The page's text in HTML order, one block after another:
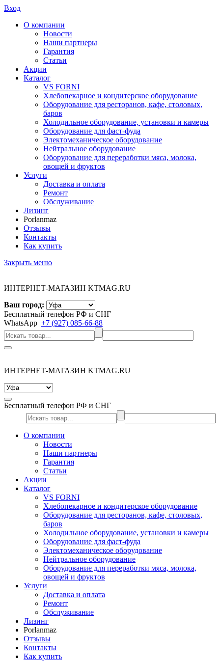
Вход
О компании
Новости
Наши партнеры
Гарантия
Статьи
Акции
Каталог
VS FORNI
Хлебопекарное и кондитерское оборудование
Оборудование для ресторанов, кафе, столовых,
баров
Холодильное оборудование, установки и камеры
Оборудование для фаст-фуда
Электомеханическое оборудование
Нейтральное оборудование
Оборудование для переработки мяса, молока,
овощей и фруктов
Услуги
Доставка и оплата
Ремонт
Обслуживание
Лизинг
Porlanmaz
Отзывы
Контакты
Как купить
Закрыть меню
ИНТЕРНЕТ-МАГАЗИН KTMAG.RU
Ваш город:
Бесплатный телефон РФ и СНГ
WhatsApp +7 (927) 085-66-88
ИНТЕРНЕТ-МАГАЗИН KTMAG.RU
Бесплатный телефон РФ и СНГ
О компании
Новости
Наши партнеры
Гарантия
Статьи
Акции
Каталог
VS FORNI
Хлебопекарное и кондитерское оборудование
Оборудование для ресторанов, кафе, столовых,
баров
Холодильное оборудование, установки и камеры
Оборудование для фаст-фуда
Электомеханическое оборудование
Нейтральное оборудование
Оборудование для переработки мяса, молока,
овощей и фруктов
Услуги
Доставка и оплата
Ремонт
Обслуживание
Лизинг
Porlanmaz
Отзывы
Контакты
Как купить